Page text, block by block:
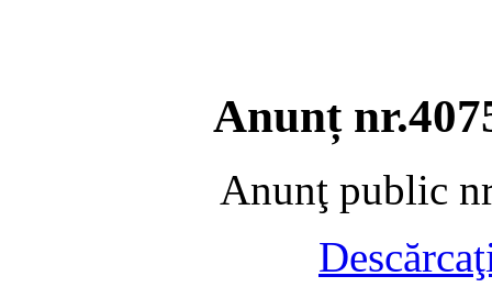
Anunț
Anunţ public